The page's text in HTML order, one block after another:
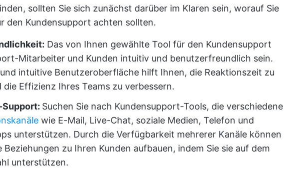
sollten Sie sich zunächst darüber im Klaren sein, worauf Sie
den Kundensupport achten sollten.
Das von Ihnen gewählte Tool für den Kundensupport
Mitarbeiter und Kunden intuitiv und benutzerfreundlich sein.
intuitive Benutzeroberfläche hilft Ihnen, die Reaktionszeit zu
Effizienz Ihres Teams zu verbessern.
Suchen Sie nach Kundensupport-Tools, die verschiedene
wie E-Mail, Live-Chat, soziale Medien, Telefon und
unterstützen. Durch die Verfügbarkeit mehrerer Kanäle können
Beziehungen zu Ihren Kunden aufbauen, indem Sie sie auf dem
unterstützen.